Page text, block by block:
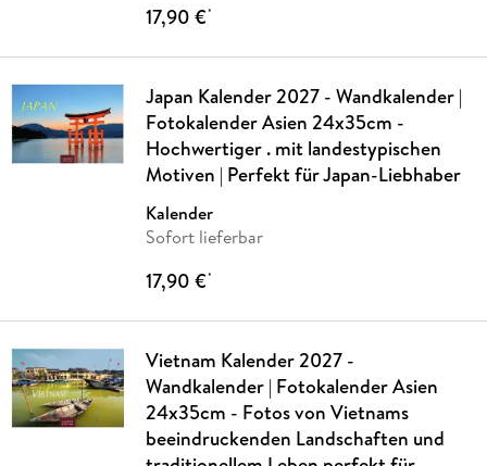
17,90 €*
Japan Kalender 2027 - Wandkalender |
Fotokalender Asien 24x35cm -
Hochwertiger . mit landestypischen
Motiven | Perfekt für Japan-Liebhaber
Kalender
Sofort lieferbar
17,90 €*
Vietnam Kalender 2027 -
Wandkalender | Fotokalender Asien
24x35cm - Fotos von Vietnams
beeindruckenden Landschaften und